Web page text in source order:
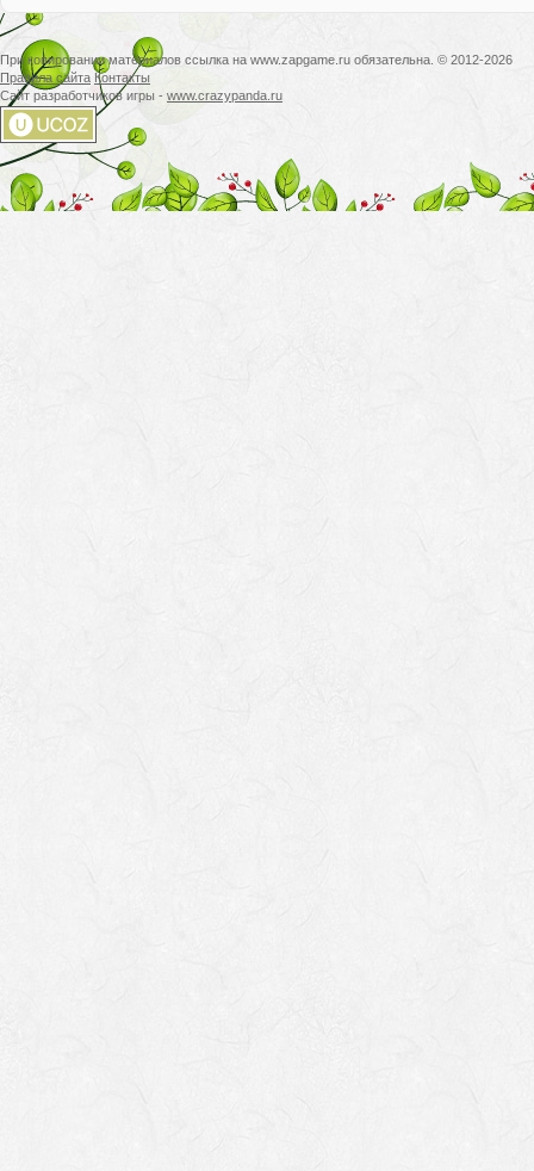
При копировании материалов ссылка на www.zapgame.ru обязательна. © 2012-2026
Правила сайта Контакты
Сайт разработчиков игры - www.crazypanda.ru